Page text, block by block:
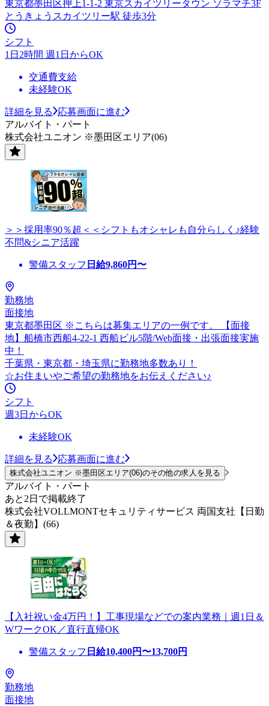
東京都墨田区押上1-1-2 東京スカイツリータウン ソラマチ3F
とうきょうスカイツリー駅 徒歩3分
シフト
1日2時間 週1日からOK
交通費支給
未経験OK
詳細を見る
応募画面に進む
アルバイト・パート
株式会社ユニオン ※墨田区エリア(06)
＞＞採用率90％超＜＜シフトもオシャレも自分らしく♪経験
不問&シニア活躍
警備スタッフ 日給9,860円〜
勤務地
面接地
東京都墨田区 ※こちらは募集エリアの一例です。 【面接
地】船橋市西船4-22-1 西船ビル5階/Web面接・出張面接実施
中！
千葉県・東京都・埼玉県に勤務地多数あり！
☆お住まいやご希望の勤務地をお伝えください♪
シフト
週3日からOK
未経験OK
詳細を見る 応募画面に進む
株式会社ユニオン ※墨田区エリア(06)のその他の求人を見る
アルバイト・パート
あと2日で掲載終了
株式会社VOLLMONTセキュリティサービス 両国支社【日勤
＆夜勤】(66)
【入社祝い金4万円！】工事現場などでの案内業務｜週1日＆
WワークOK／直行直帰OK
警備スタッフ 日給10,400円〜13,700円
勤務地
面接地